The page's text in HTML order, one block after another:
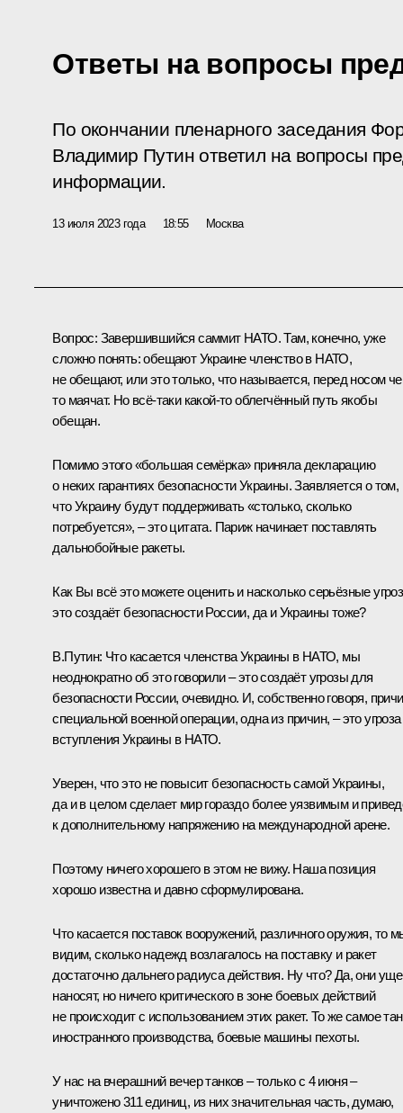
Ответы на вопросы
По окончании пленарного заседания
Владимир Путин ответил на вопросы
информации.
13 июля 2023 года 18:55 Москва
Вопрос: Завершившийся саммит НАТО. Там, конечно, уже
сложно понять: обещают Украине членство в НАТО,
не обещают, или это только, что называется, перед носом
то маячат. Но всё-таки какой-то облегчённый путь якобы
обещан.
Помимо этого «большая семёрка» приняла декларацию
о неких гарантиях безопасности Украины. Заявляется о том,
что Украину будут поддерживать «столько, сколько
потребуется», – это цитата. Париж начинает поставлять
дальнобойные ракеты.
Как Вы всё это можете оценить и насколько серьёзные
это создаёт безопасности России, да и Украины тоже?
В.Путин: Что касается членства Украины в НАТО, мы
неоднократно об это говорили – это создаёт угрозы для
безопасности России, очевидно. И, собственно говоря,
специальной военной операции, одна из причин, – это угроза
вступления Украины в НАТО.
Уверен, что это не повысит безопасность самой Украины,
да и в целом сделает мир гораздо более уязвимым и
к дополнительному напряжению на международной арене.
Поэтому ничего хорошего в этом не вижу. Наша позиция
хорошо известна и давно сформулирована.
Что касается поставок вооружений, различного оружия, то
видим, сколько надежд возлагалось на поставку и ракет
достаточно дальнего радиуса действия. Ну что? Да, они
наносят, но ничего критического в зоне боевых действий
не происходит с использованием этих ракет. То же самое
иностранного производства, боевые машины пехоты.
У нас на вчерашний вечер танков – только с 4 июня –
уничтожено 311 единиц, из них значительная часть, думаю,